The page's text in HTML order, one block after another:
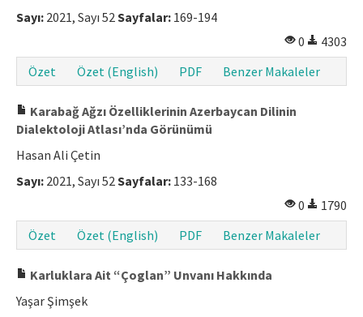
Sayı: 2021, Sayı 52 Sayfalar: 169-194
0
4303
Özet
Özet (English) PDF Benzer Makaleler
Karabağ Ağzı Özelliklerinin Azerbaycan Dilinin
Dialektoloji Atlası’nda Görünümü
Hasan Ali Çetin
Sayı: 2021, Sayı 52 Sayfalar: 133-168
0
1790
Özet
Özet (English) PDF Benzer Makaleler
Karluklara Ait “Çoglan” Unvanı Hakkında
Yaşar Şimşek